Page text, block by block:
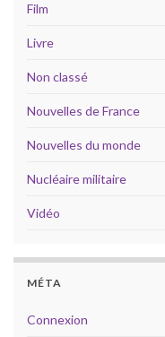
Film
Livre
Non classé
Nouvelles de France
Nouvelles du monde
Nucléaire militaire
Vidéo
MÉTA
Connexion